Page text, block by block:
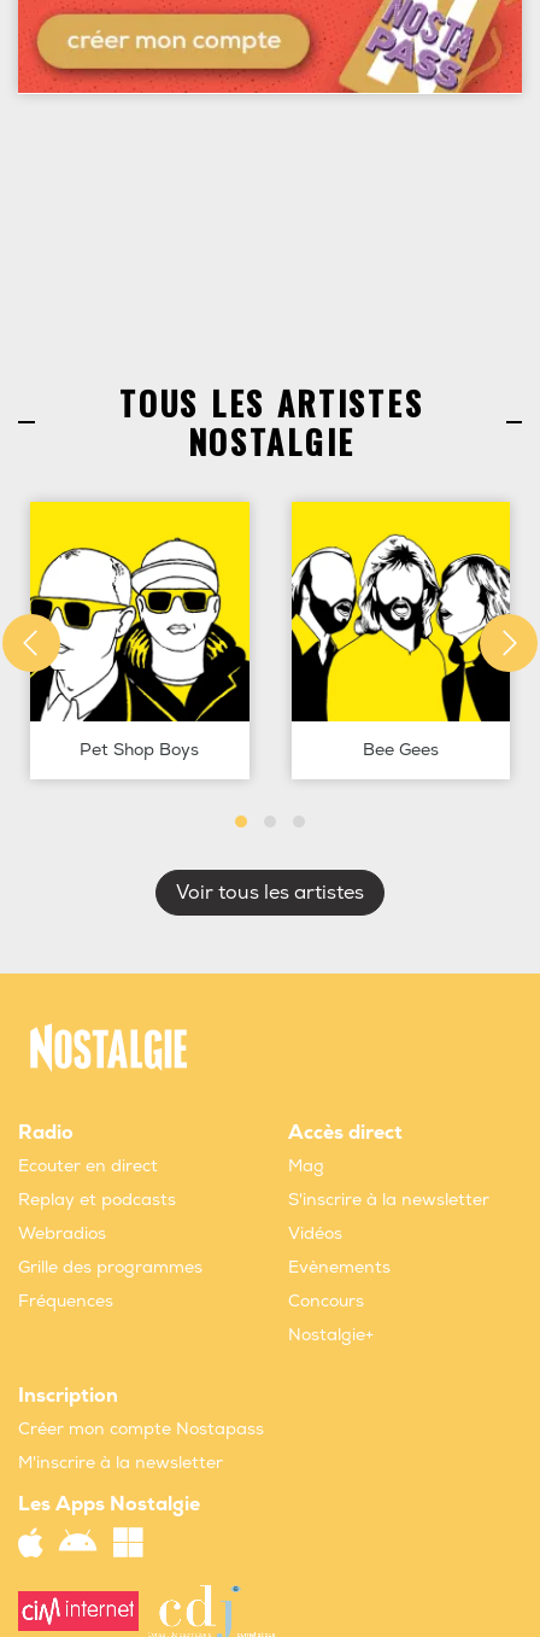
TOUS LES ARTISTES
NOSTALGIE
Pet Shop Boys Bee Gees
Voir tous les artistes
Radio
Ecouter en direct
Replay et podcasts
Webradios
Grille des programmes
Fréquences
Accès direct
Mag
S'inscrire à la newsletter
Vidéos
Evènements
Concours
Nostalgie+
Inscription
Créer mon compte Nostapass
M'inscrire à la newsletter
Les Apps Nostalgie